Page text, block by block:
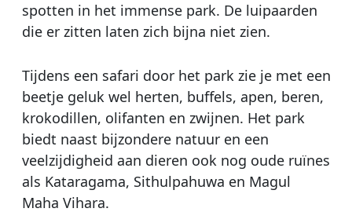
spotten in het immense park. De luipaarden
die er zitten laten zich bijna niet zien.
Tijdens een safari door het park zie je met een
beetje geluk wel herten, buffels, apen, beren,
krokodillen, olifanten en zwijnen. Het park
biedt naast bijzondere natuur en een
veelzijdigheid aan dieren ook nog oude ruïnes
als Kataragama, Sithulpahuwa en Magul
Maha Vihara.